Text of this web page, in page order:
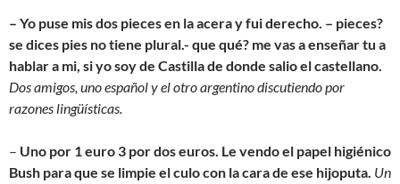
– Yo puse mis dos pieces en la acera y fui derecho. – pieces?
se dices pies no tiene plural.- que qué? me vas a enseñar tu a
hablar a mi, si yo soy de Castilla de donde salio el castellano.
Dos amigos, uno español y el otro argentino discutiendo por
razones lingüísticas.
– Uno por 1 euro 3 por dos euros. Le vendo el papel higiénico
Bush para que se limpie el culo con la cara de ese hijoputa. Un